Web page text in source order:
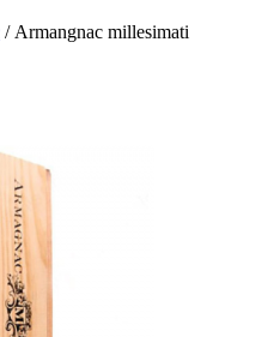
/ Armangnac millesimati